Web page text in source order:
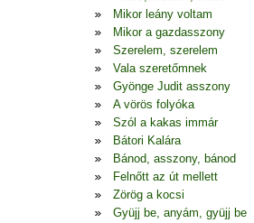
Mikor leány voltam
Mikor a gazdasszony
Szerelem, szerelem
Vala szeretőmnek
Gyönge Judit asszony
A vörös folyóka
Szól a kakas immár
Bátori Kalára
Bánod, asszony, bánod
Felnőtt az út mellett
Zörög a kocsi
Gyüjj be, anyám, gyüjj be